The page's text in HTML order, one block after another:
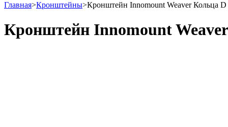
Главная>Кронштейны>Кронштейн Innomount Weaver Кольца
Кронштейн Innomount